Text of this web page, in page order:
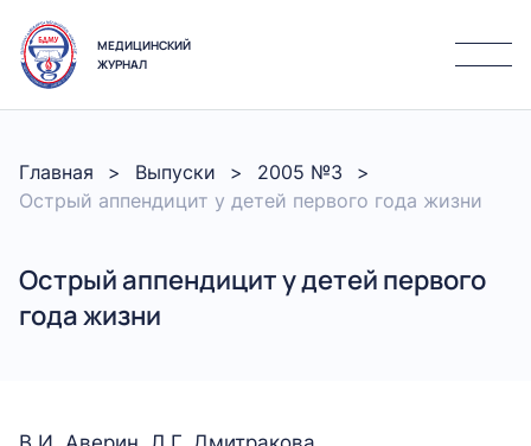
МЕДИЦИНСКИЙ
ЖУРНАЛ
Главная Выпуски
2005 №3
Острый аппендицит у детей первого года жизни
Острый аппендицит у детей первого
года жизни